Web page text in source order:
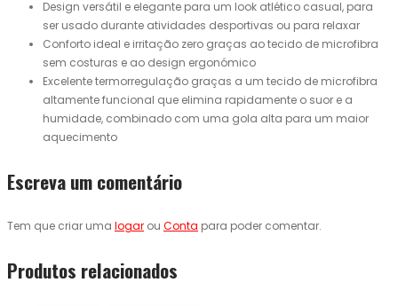
Design versátil e elegante para um look atlético casual, para
ser usado durante atividades desportivas ou para relaxar
Conforto ideal e irritação zero graças ao tecido de microfibra
sem costuras e ao design ergonómico
Excelente termorregulação graças a um tecido de microfibra
altamente funcional que elimina rapidamente o suor e a
humidade, combinado com uma gola alta para um maior
aquecimento
Escreva um comentário
Tem que criar uma logar ou Conta para poder comentar.
Produtos relacionados